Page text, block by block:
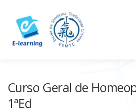
content
Curso Geral de
1ªEd